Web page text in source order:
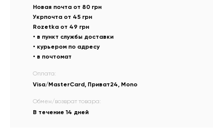
Новая почта от 80 грн
Укрпочта от 45 грн
Rozetka от 49 грн
• в пункт службы доставки
• курьером по адресу
• в почтомат
Оплата:
Visa/MasterCard, Приват24, Mono
Обмен/возврат товара:
В течение 14 дней